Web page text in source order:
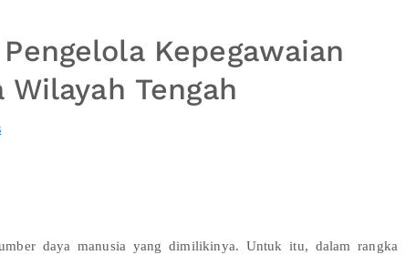
Kepegawaian
Tengah
daya manusia yang dimilikinya. Untuk itu, dalam rangka